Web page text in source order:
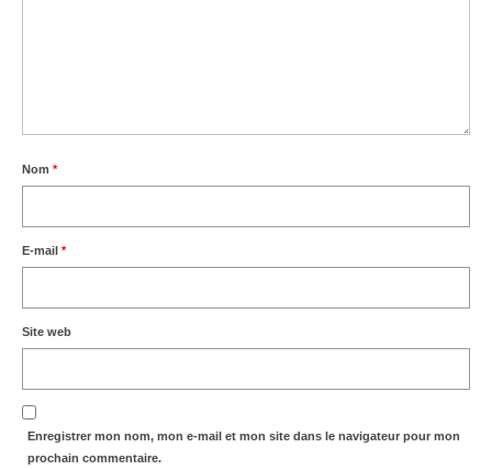
Nom *
E-mail *
Site web
Enregistrer mon nom, mon e-mail et mon site dans le navigateur pour mon
prochain commentaire.